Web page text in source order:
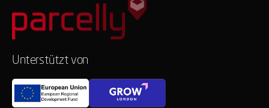
Unterstützt von